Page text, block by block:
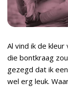
Al vind ik de
die bontkraag
gezegd dat ik
wel erg leuk.